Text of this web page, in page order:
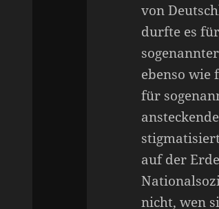
von
durfte es
ebenso wie
für
auf der
nicht, wen